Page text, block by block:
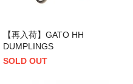
【再入荷】GATO HH
DUMPLINGS
SOLD OUT